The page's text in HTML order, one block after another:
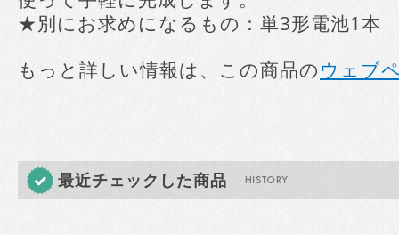
★別にお求めになるもの：単3形電池1本
もっと詳しい情報は、この商品のウェブ
最近チェックした商品